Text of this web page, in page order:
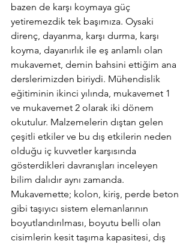
bazen de karşı koymaya güç
yetiremezdik tek başımıza. Oysaki
direnç, dayanma, karşı durma, karşı
koyma, dayanırlık ile eş anlamlı olan
mukavemet, demin bahsini ettiğim ana
derslerimizden biriydi. Mühendislik
eğitiminin ikinci yılında, mukavemet 1
ve mukavemet 2 olarak iki dönem
okutulur. Malzemelerin dıştan gelen
çeşitli etkiler ve bu dış etkilerin neden
olduğu iç kuvvetler karşısında
gösterdikleri davranışları inceleyen
bilim dalıdır aynı zamanda.
Mukavemette; kolon, kiriş, perde beton
gibi taşıyıcı sistem elemanlarının
boyutlandırılması, boyutu belli olan
cisimlerin kesit taşıma kapasitesi, dış